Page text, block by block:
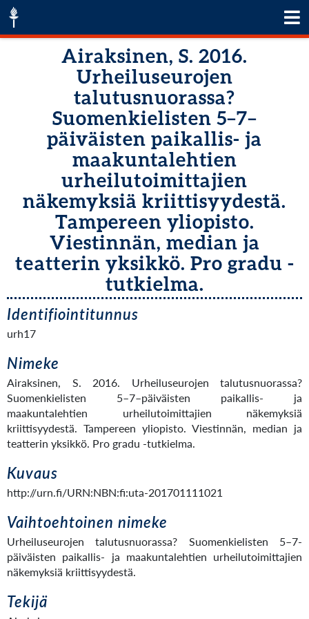
Airaksinen, S. 2016.
Urheiluseurojen
talutusnuorassa?
Suomenkielisten 5–7–
päiväisten paikallis- ja
maakuntalehtien
urheilutoimittajien
näkemyksiä kriittisyydestä.
Tampereen yliopisto.
Viestinnän, median ja
teatterin yksikkö. Pro gradu -
tutkielma.
Identifiointitunnus
urh17
Nimeke
Airaksinen, S. 2016. Urheiluseurojen talutusnuorassa?
Suomenkielisten 5–7–päiväisten paikallis- ja
maakuntalehtien urheilutoimittajien näkemyksiä
kriittisyydestä. Tampereen yliopisto. Viestinnän, median ja
teatterin yksikkö. Pro gradu -tutkielma.
Kuvaus
http://urn.fi/URN:NBN:fi:uta-201701111021
Vaihtoehtoinen nimeke
Urheiluseurojen talutusnuorassa? Suomenkielisten 5–7-
päiväisten paikallis- ja maakuntalehtien urheilutoimittajien
näkemyksiä kriittisyydestä.
Tekijä